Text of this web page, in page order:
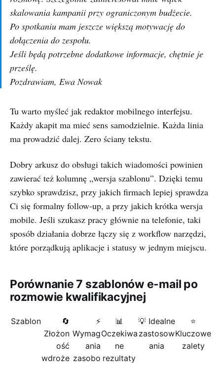
skalowania kampanii przy ograniczonym budżecie.
Po spotkaniu mam jeszcze większą motywację do
dołączenia do zespołu.
Jeśli będą potrzebne dodatkowe informacje, chętnie je
prześlę.
Pozdrawiam, Ewa Nowak
Tu warto myśleć jak redaktor mobilnego interfejsu.
Każdy akapit ma mieć sens samodzielnie. Każda linia
ma prowadzić dalej. Zero ściany tekstu.
Dobry arkusz do obsługi takich wiadomości powinien
zawierać też kolumnę „wersja szablonu”. Dzięki temu
szybko sprawdzisz, przy jakich firmach lepiej sprawdza
Ci się formalny follow-up, a przy jakich krótka wersja
mobile. Jeśli szukasz pracy głównie na telefonie, taki
sposób działania dobrze łączy się z workflow narzędzi,
które porządkują aplikacje i statusy w jednym miejscu.
Porównanie 7 szablonów e-mail po
rozmowie kwalifikacyjnej
Szablon
🔄
Złożon
ość
wdroże
⚡
Wymag
ania
zasobo
📊
Oczekiwa
ne
rezultaty
💡 Idealne
zastosow
ania
⭐
Kluczowe
zalety